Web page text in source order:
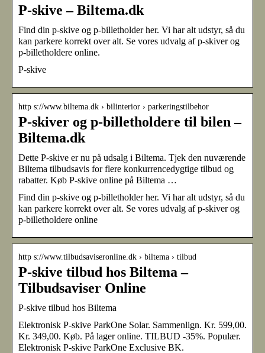
P-skive – Biltema.dk
Find din p-skive og p-billetholder her. Vi har alt udstyr, så du
kan parkere korrekt over alt. Se vores udvalg af p-skiver og
p-billetholdere online.
P-skive
http s://www.biltema.dk › bilinterior › parkeringstilbehor
P-skiver og p-billetholdere til bilen –
Biltema.dk
Dette P-skive er nu på udsalg i Biltema. Tjek den nuværende
Biltema tilbudsavis for flere konkurrencedygtige tilbud og
rabatter. Køb P-skive online på Biltema …
Find din p-skive og p-billetholder her. Vi har alt udstyr, så du
kan parkere korrekt over alt. Se vores udvalg af p-skiver og
p-billetholdere online
http s://www.tilbudsaviseronline.dk › biltema › tilbud
P-skive tilbud hos Biltema –
Tilbudsaviser Online
P-skive tilbud hos Biltema
Elektronisk P-skive ParkOne Solar. Sammenlign. Kr. 599,00.
Kr. 349,00. Køb. På lager online. TILBUD -35%. Populær.
Elektronisk P-skive ParkOne Exclusive BK.